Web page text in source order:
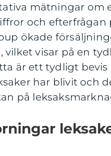
mätningar om
och efterfrågan
ökade
vilket visar på en
är ett tydligt bevis
har blivit och
på